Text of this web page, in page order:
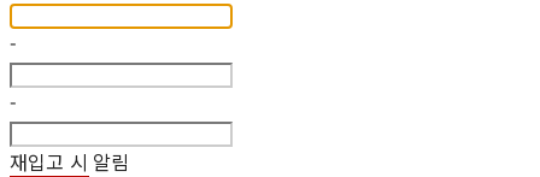
-
-
재입고 시 알림